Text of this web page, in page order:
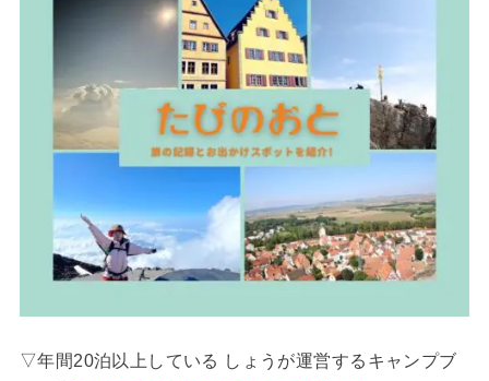
▽年間20泊以上している しょうが運営するキャンプブ